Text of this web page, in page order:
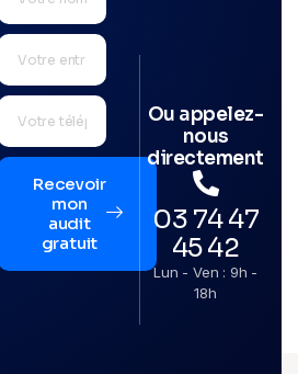
Recevoir
mon
audit
gratuit
Ou appelez-
nous
directement
03 74 47
45 42
Lun - Ven : 9h -
18h